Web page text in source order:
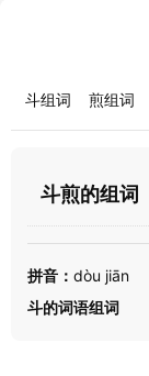
斗组词 煎组词
斗煎的组词
拼音： dòu jiān
斗的词语组词